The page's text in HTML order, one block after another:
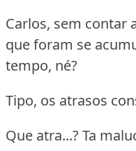
Carlos, sem contar
que foram se
tempo, né?
Tipo, os atrasos
Que atra...? Ta